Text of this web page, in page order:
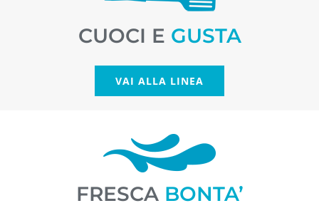
CUOCI E GUSTA
VAI ALLA LINEA
FRESCA BONTA’